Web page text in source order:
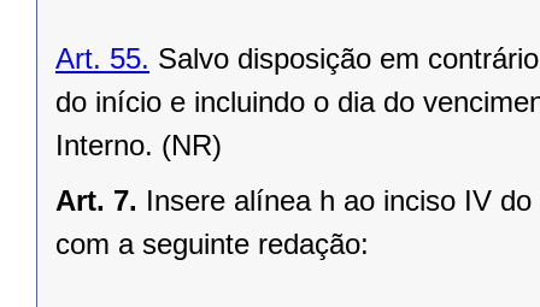
Art. 55. Salvo disposição em
do início e incluindo o dia do
Interno. (NR)
Art. 7. Insere alínea h ao inciso IV
com a seguinte redação: